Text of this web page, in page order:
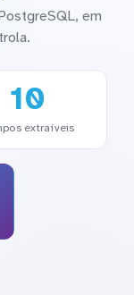
em
10
extraíveis